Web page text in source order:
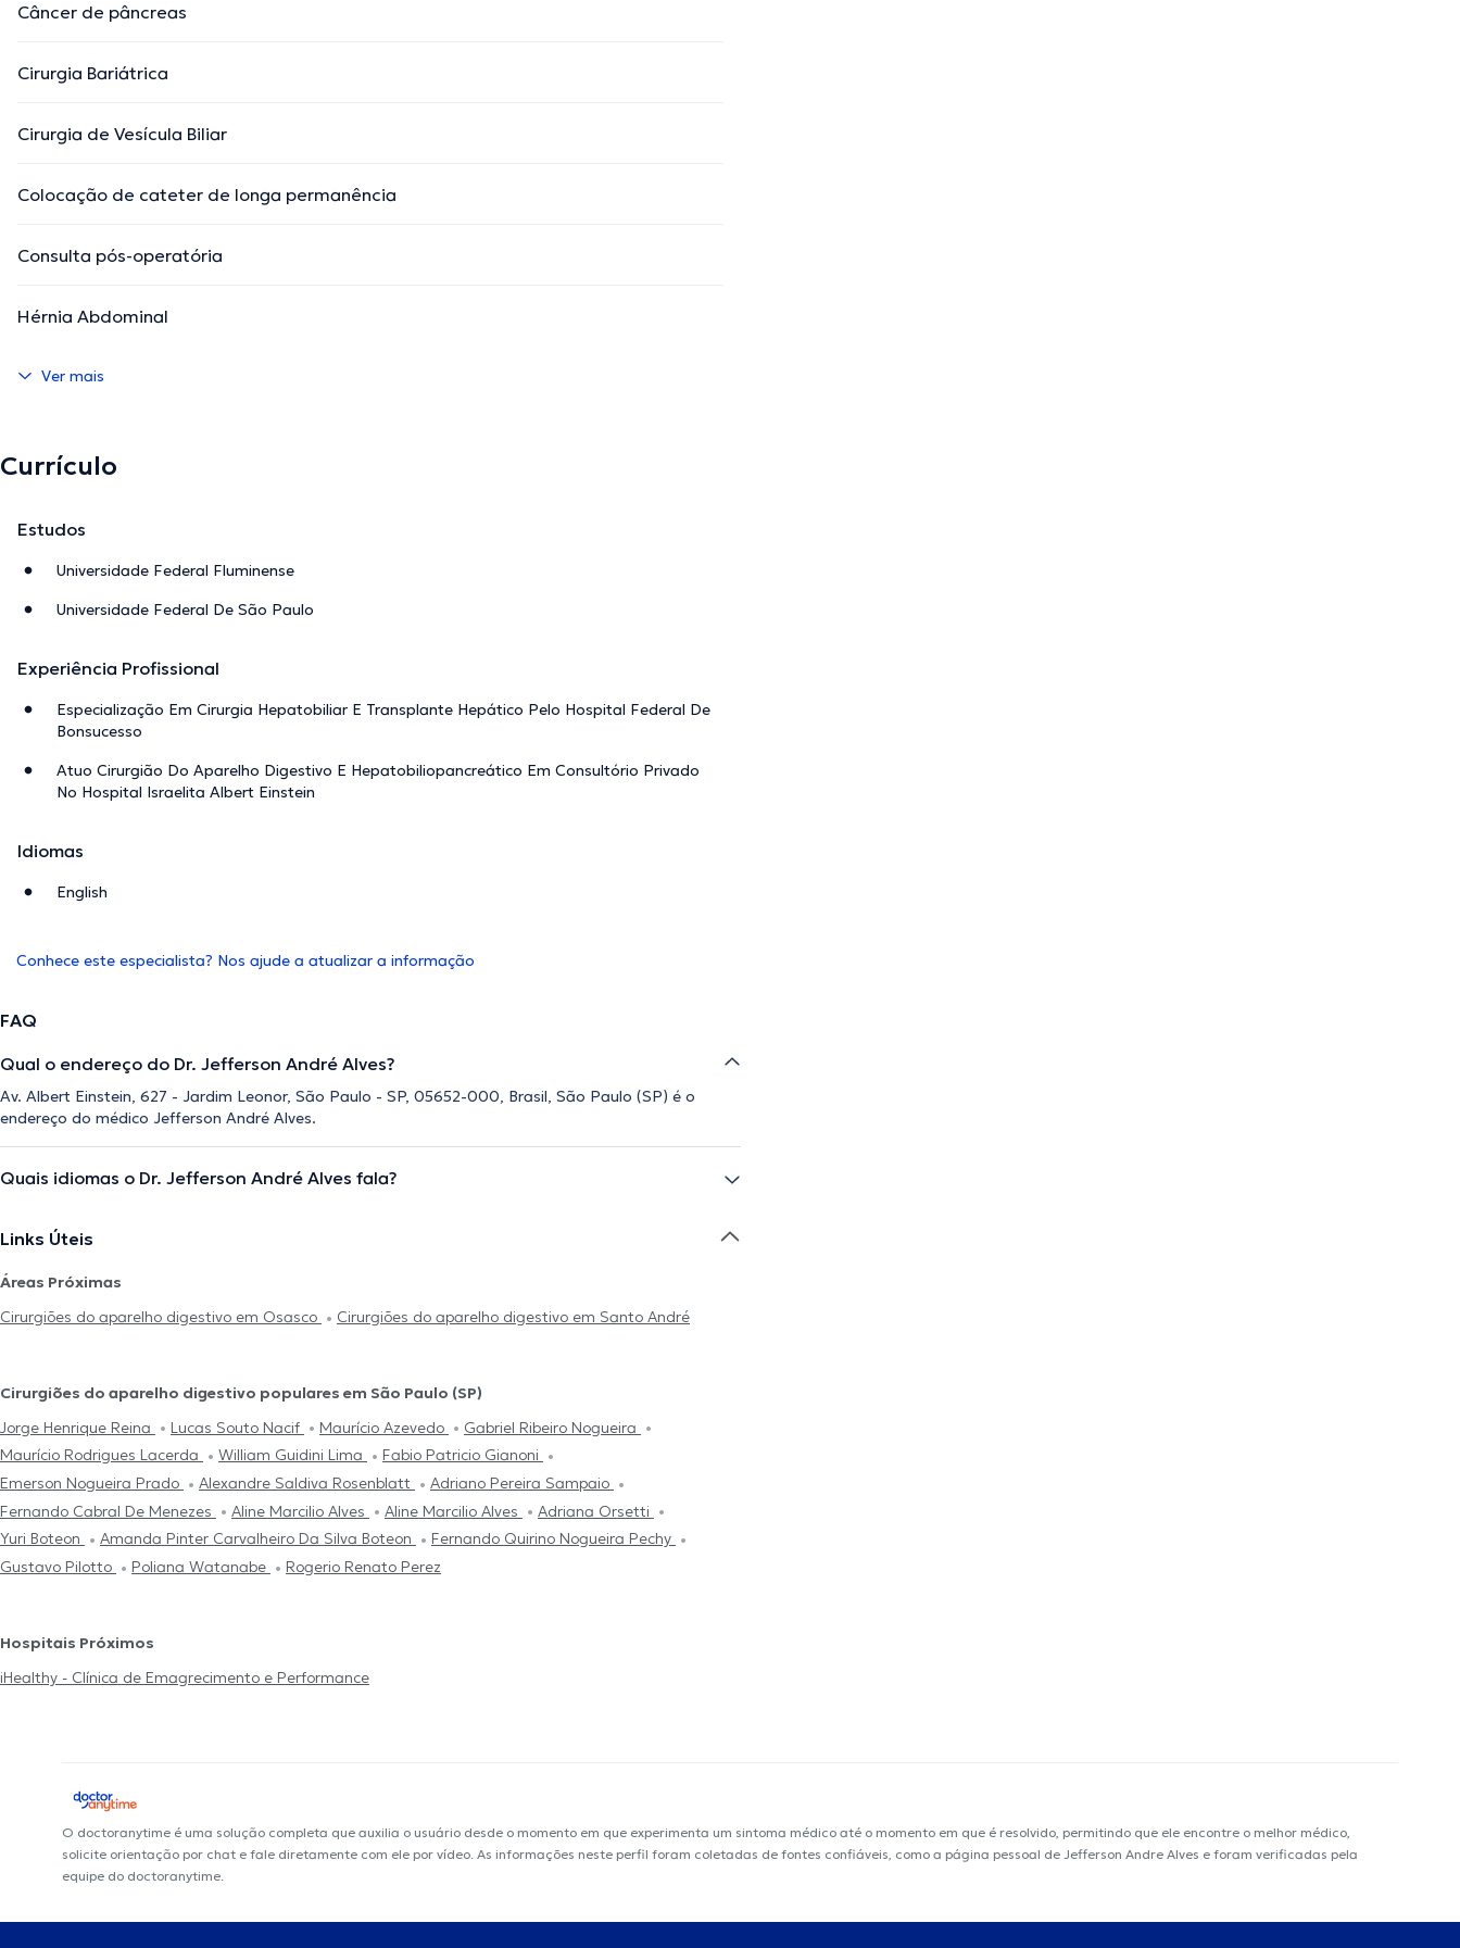
Câncer de pâncreas
Cirurgia Bariátrica
Cirurgia de Vesícula Biliar
Colocação de cateter de longa permanência
Consulta pós-operatória
Hérnia Abdominal
Ver mais
Currículo
Estudos
Universidade Federal Fluminense
Universidade Federal De São Paulo
Experiência Profissional
Especialização Em Cirurgia Hepatobiliar E Transplante Hepático Pelo Hospital Federal De
Bonsucesso
Atuo Cirurgião Do Aparelho Digestivo E Hepatobiliopancreático Em Consultório Privado
No Hospital Israelita Albert Einstein
Idiomas
English
Conhece este especialista? Nos ajude a atualizar a informação
FAQ
Qual o endereço do Dr. Jefferson André Alves?
Av. Albert Einstein, 627 - Jardim Leonor, São Paulo - SP, 05652-000, Brasil, São Paulo (SP) é o
endereço do médico Jefferson André Alves.
Quais idiomas o Dr. Jefferson André Alves fala?
Links Úteis
Áreas Próximas
Cirurgiões do aparelho digestivo em Osasco
Cirurgiões do aparelho digestivo em Santo André
Cirurgiões do aparelho digestivo populares em São Paulo (SP)
Jorge Henrique Reina
Lucas Souto Nacif Maurício Azevedo
Gabriel Ribeiro Nogueira
Maurício Rodrigues Lacerda
William Guidini Lima
Fabio Patricio Gianoni
Emerson Nogueira Prado
Alexandre Saldiva Rosenblatt
Adriano Pereira Sampaio
Fernando Cabral De Menezes
Aline Marcilio Alves Aline Marcilio Alves
Adriana Orsetti
Yuri Boteon
Amanda Pinter Carvalheiro Da Silva Boteon
Fernando Quirino Nogueira Pechy
Gustavo Pilotto
Poliana Watanabe Rogerio Renato Perez
Hospitais Próximos
iHealthy - Clínica de Emagrecimento e Performance
O doctoranytime é uma solução completa que auxilia o usuário desde o momento em que experimenta um sintoma médico até o momento em que é resolvido, permitindo que ele encontre o melhor médico,
solicite orientação por chat e fale diretamente com ele por vídeo. As informações neste perfil foram coletadas de fontes confiáveis, como a página pessoal de Jefferson Andre Alves e foram verificadas pela
equipe do doctoranytime.